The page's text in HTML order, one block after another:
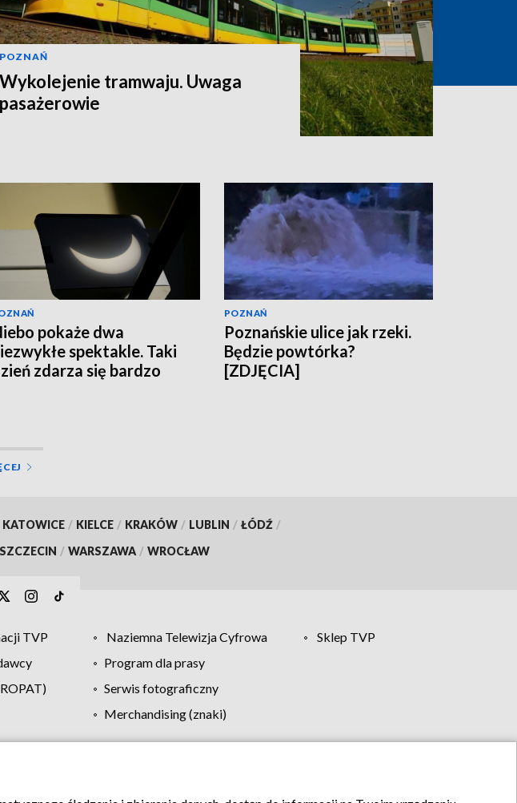
POZNAŃ
Wykolejenie tramwaju. Uwaga
pasażerowie
pokaże dwa
spektakle. Taki
zdarza się bardzo
POZNAŃ
Poznańskie ulice jak rzeki.
Będzie powtórka?
[ZDJĘCIA]
KATOWICE / KIELCE / KRAKÓW / LUBLIN / ŁÓDŹ /
SZCZECIN / WARSZAWA / WROCŁAW
TVP Naziemna Telewizja Cyfrowa
Sklep TVP
Program dla prasy
Serwis fotograficzny
Merchandising (znaki)
Pomoc Biuro reklamy Kontakt